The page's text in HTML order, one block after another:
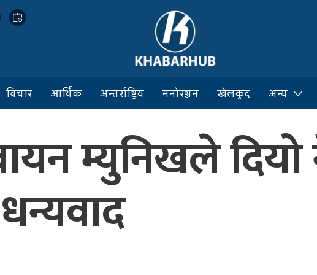
विचार आर्थिक अन्तर्राष्ट्रिय मनोरञ्जन खेलकुद अन्य
म्युनिखले दियो